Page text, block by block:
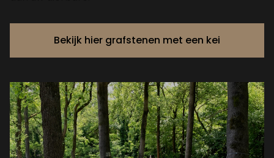
Bekijk hier grafstenen met een kei